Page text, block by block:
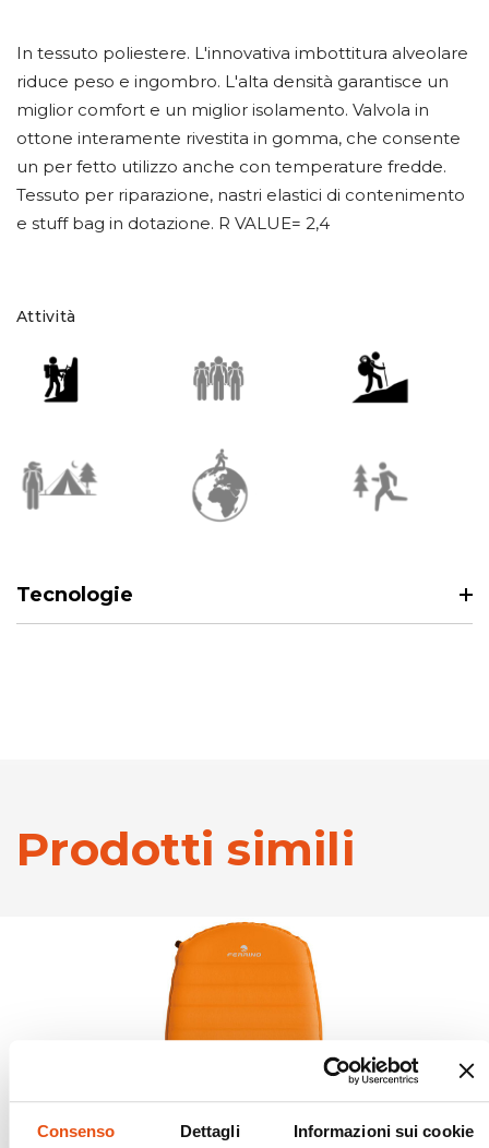
Consenso Dettagli Informazioni sui cookie
In tessuto poliestere. L'innovativa imbottitura alveolare
riduce peso e ingombro. L'alta densità garantisce un
miglior comfort e un miglior isolamento. Valvola in
ottone interamente rivestita in gomma, che consente
un per fetto utilizzo anche con temperature fredde.
Tessuto per riparazione, nastri elastici di contenimento
e stuff bag in dotazione. R VALUE= 2,4
Attività
Tecnologie
Prodotti simili